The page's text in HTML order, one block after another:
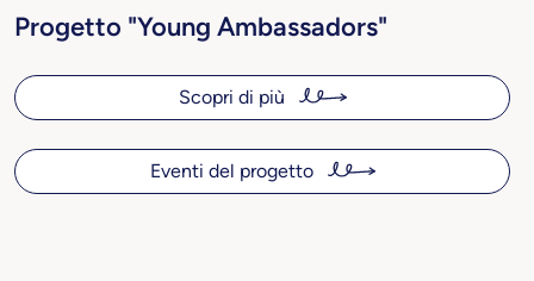
Progetto "Young Ambassadors"
Scopri di più
Eventi del progetto